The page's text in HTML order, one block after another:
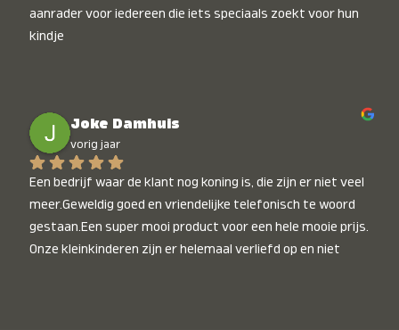
aanrader voor iedereen die iets speciaals zoekt voor hun
kindje
Joke Damhuis
vorig jaar
Een bedrijf waar de klant nog koning is, die zijn er niet veel
meer.Geweldig goed en vriendelijke telefonisch te woord
gestaan.Een super mooi product voor een hele mooie prijs.
Onze kleinkinderen zijn er helemaal verliefd op en niet